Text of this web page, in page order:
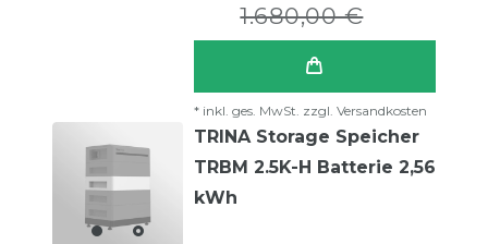
1.680,00 €
* inkl. ges. MwSt. zzgl. Versandkosten
TRINA Storage Speicher
TRBM 2.5K-H Batterie 2,56
kWh